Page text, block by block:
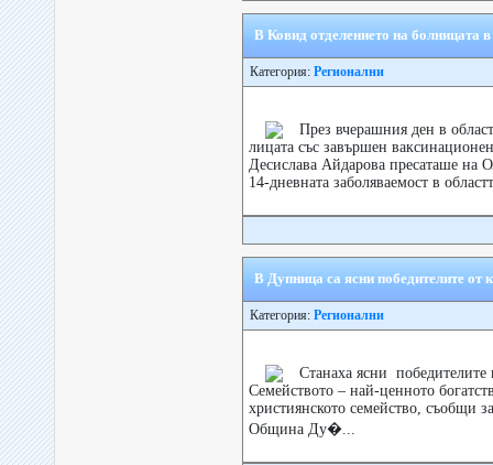
В Ковид отделението на болницата
Категория: Регионални
През вчерашния ден в
лицата със завършен
Десислава Айдарова пресаташе на
14-дневната заболяваемост в
В Дупница сa ясни победителите от
Категория: Регионални
Станаха ясни победителите
Семейството – най-ценното
християнското семейство, съобщи
Община Ду�...